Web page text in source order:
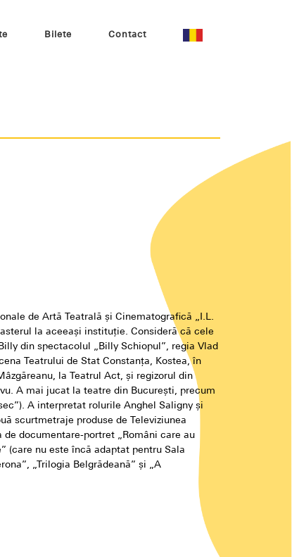
Bilete Contact
de Artă Teatrală și Cinematografică „I.L.
la aceeaşi instituţie. Consideră că cele
din spectacolul „Billy Schiopul”, regia Vlad
Teatrului de Stat Constanţa, Kostea, în
la Teatrul Act, şi regizorul din
A mai jucat la teatre din Bucureşti, precum
A interpretat rolurile Anghel Saligny și
scurtmetraje produse de Televiziunea
documentare-portret „Români care au
(care nu este încă adaptat pentru Sala
„Trilogia Belgrădeană” și „A